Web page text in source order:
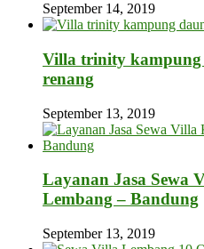
September 14, 2019
Villa trinity kampung
renang
September 13, 2019
Layanan Jasa Sewa
Lembang – Bandung
September 13, 2019